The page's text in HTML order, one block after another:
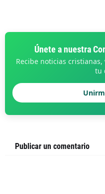
Únete a nuestra
Recibe noticias
tu
Publicar un comentario